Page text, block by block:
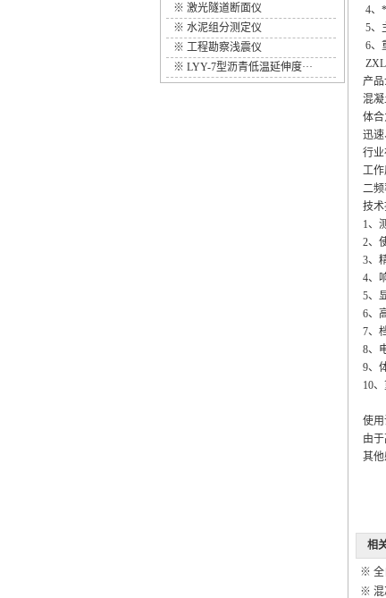
※ 激光隧道断面仪
※ 水泥组分测定仪
※ 工程勘察浅震仪
※ LYY-7型沥青低温延伸度···
4、
5、
6、
产品
混
体
迅
行业
工
二频
技术
1
2、
3
4、
5、
6、
7
8、
9、
10
使用
由
其他
相
※
※